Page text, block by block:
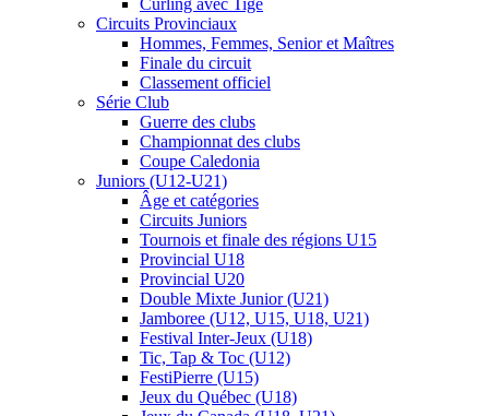
Curling avec Tige
Circuits Provinciaux
Hommes, Femmes, Senior et Maîtres
Finale du circuit
Classement officiel
Série Club
Guerre des clubs
Championnat des clubs
Coupe Caledonia
Juniors (U12-U21)
Âge et catégories
Circuits Juniors
Tournois et finale des régions U15
Provincial U18
Provincial U20
Double Mixte Junior (U21)
Jamboree (U12, U15, U18, U21)
Festival Inter-Jeux (U18)
Tic, Tap & Toc (U12)
FestiPierre (U15)
Jeux du Québec (U18)